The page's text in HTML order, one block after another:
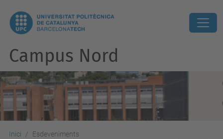
Campus Nord
Inici Esdeveniments